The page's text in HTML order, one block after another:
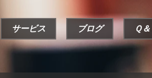
サービス ブログ Ｑ＆